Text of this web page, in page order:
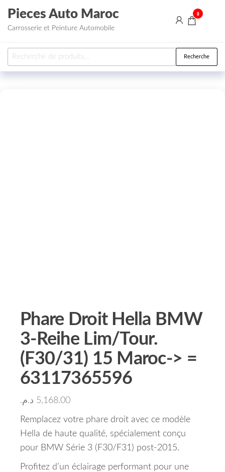
Aller au contenu
Pieces Auto Maroc
Carrosserie et Peinture Automobile
0
Recherche pour : Recherche
Phare Droit Hella BMW
3-Reihe Lim/Tour.
(F30/31) 15 Maroc-> =
63117365596
5,168.00 د.م.
Remplacez votre phare droit avec ce modèle
Hella de haute qualité, spécialement conçu
pour BMW Série 3 (F30/F31) post-2015.
Profitez d’un éclairage performant pour une